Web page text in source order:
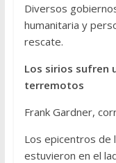
Diversos
humanitaria y
rescate.
Los sirios sufren
terremotos
Frank Gardner,
Los epicentros
estuvieron en el